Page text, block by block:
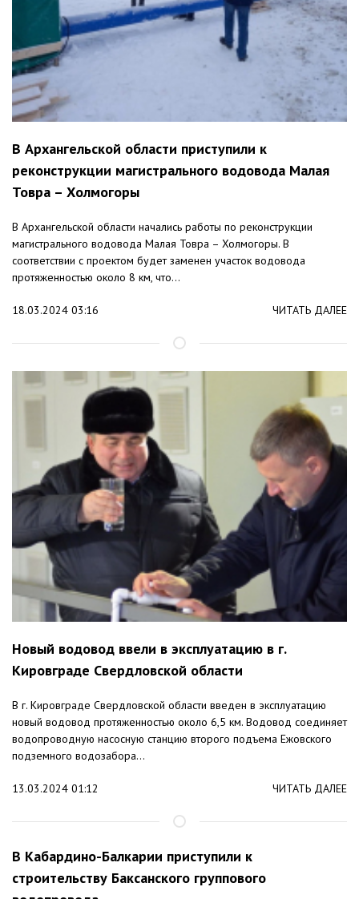
В Архангельской области приступили к
реконструкции магистрального водовода Малая
Товра – Холмогоры
В Архангельской области начались работы по реконструкции
магистрального водовода Малая Товра – Холмогоры. В
соответствии с проектом будет заменен участок водовода
протяженностью около 8 км, что...
18.03.2024 03:16 ЧИТАТЬ ДАЛЕЕ
Новый водовод ввели в эксплуатацию в г.
Кировграде Свердловской области
В г. Кировграде Свердловской области введен в эксплуатацию
новый водовод протяженностью около 6,5 км. Водовод соединяет
водопроводную насосную станцию второго подъема Ежовского
подземного водозабора...
13.03.2024 01:12 ЧИТАТЬ ДАЛЕЕ
В Кабардино-Балкарии приступили к
строительству Баксанского группового